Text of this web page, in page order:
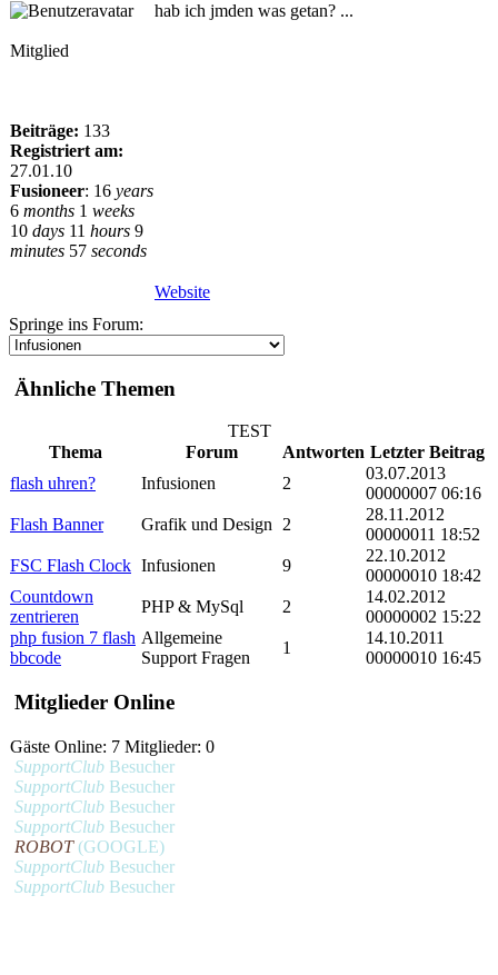
Mitglied
Beiträge: 133
Registriert am:
27.01.10
Fusioneer: 16 years
6 months 1 weeks
10 days 11 hours 9
minutes 57 seconds
hab ich jmden was getan? ...
Website
Springe ins Forum:
Ähnliche Themen
TEST
Thema
Forum Antworten Letzter Beitrag
flash uhren?
Infusionen 2
03.07.2013
00000007 06:16
Flash Banner
Grafik und Design 2
28.11.2012
00000011 18:52
FSC Flash Clock Infusionen 9
22.10.2012
00000010 18:42
Countdown
zentrieren
PHP & MySql 2
14.02.2012
00000002 15:22
php fusion 7 flash
bbcode
Allgemeine
Support Fragen
1
14.10.2011
00000010 16:45
Mitglieder Online
Gäste Online: 7 Mitglieder: 0
SupportClub Besucher
SupportClub Besucher
SupportClub Besucher
SupportClub Besucher
ROBOT(GOOGLE)
SupportClub Besucher
SupportClub Besucher